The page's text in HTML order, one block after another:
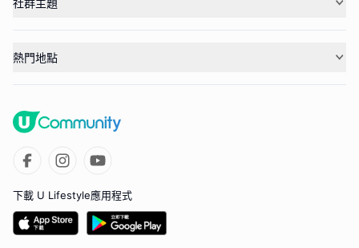
社群主題
熱門地點
下載 U Lifestyle應用程式